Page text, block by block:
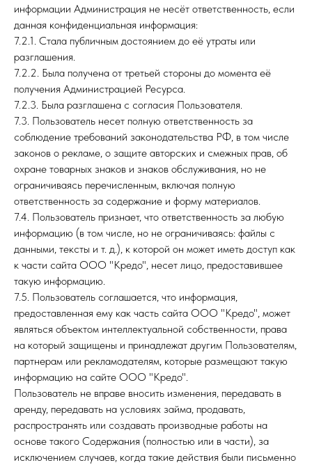
информации Администрация не несёт ответственность, если
данная конфиденциальная информация:
7.2.1. Стала публичным достоянием до её утраты или
разглашения.
7.2.2. Была получена от третьей стороны до момента её
получения Администрацией Ресурса.
7.2.3. Была разглашена с согласия Пользователя.
7.3. Пользователь несет полную ответственность за
соблюдение требований законодательства РФ, в том числе
законов о рекламе, о защите авторских и смежных прав, об
охране товарных знаков и знаков обслуживания, но не
ограничиваясь перечисленным, включая полную
ответственность за содержание и форму материалов.
7.4. Пользователь признает, что ответственность за любую
информацию (в том числе, но не ограничиваясь: файлы с
данными, тексты и т. д.), к которой он может иметь доступ как
к части сайта ООО "Кредо", несет лицо, предоставившее
такую информацию.
7.5. Пользователь соглашается, что информация,
предоставленная ему как часть сайта ООО "Кредо", может
являться объектом интеллектуальной собственности, права
на который защищены и принадлежат другим Пользователям,
партнерам или рекламодателям, которые размещают такую
информацию на сайте ООО "Кредо".
Пользователь не вправе вносить изменения, передавать в
аренду, передавать на условиях займа, продавать,
распространять или создавать производные работы на
основе такого Содержания (полностью или в части), за
исключением случаев, когда такие действия были письменно